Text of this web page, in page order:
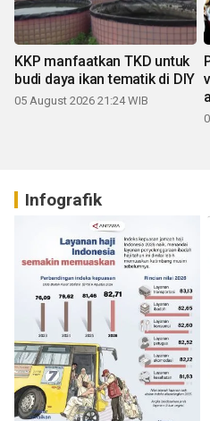
KKP manfaatkan TKD untuk
budi daya ikan tematik di DIY
05 August 2026 21:24 WIB
Infografik